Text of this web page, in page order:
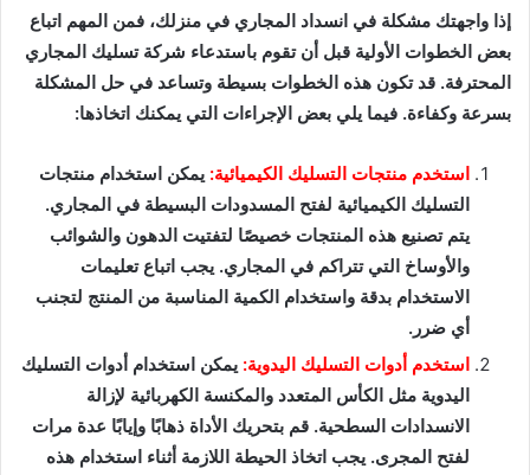
إذا واجهتك مشكلة في انسداد المجاري في منزلك، فمن المهم اتباع
بعض الخطوات الأولية قبل أن تقوم باستدعاء شركة تسليك المجاري
المحترفة. قد تكون هذه الخطوات بسيطة وتساعد في حل المشكلة
بسرعة وكفاءة. فيما يلي بعض الإجراءات التي يمكنك اتخاذها:
استخدم منتجات التسليك الكيميائية: يمكن استخدام منتجات
التسليك الكيميائية لفتح المسدودات البسيطة في المجاري.
يتم تصنيع هذه المنتجات خصيصًا لتفتيت الدهون والشوائب
والأوساخ التي تتراكم في المجاري. يجب اتباع تعليمات
الاستخدام بدقة واستخدام الكمية المناسبة من المنتج لتجنب
أي ضرر.
استخدم أدوات التسليك اليدوية: يمكن استخدام أدوات التسليك
اليدوية مثل الكأس المتعدد والمكنسة الكهربائية لإزالة
الانسدادات السطحية. قم بتحريك الأداة ذهابًا وإيابًا عدة مرات
لفتح المجرى. يجب اتخاذ الحيطة اللازمة أثناء استخدام هذه